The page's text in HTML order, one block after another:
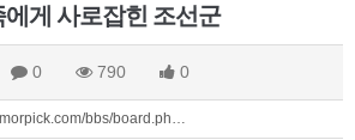
게 사로잡힌 조선군
0 790 0
bbs/board.ph…